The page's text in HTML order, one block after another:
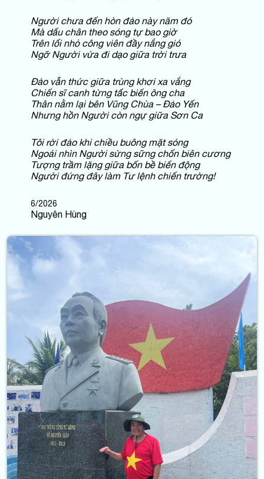
Người chưa đến hòn đảo này năm đó
Mà dấu chân theo sóng tự bao giờ
Trên lối nhỏ công viên đầy nắng gió
Ngỡ Người vừa đi dạo giữa trời trưa
Đảo vẫn thức giữa trùng khơi xa vắng
Chiến sĩ canh từng tấc biển ông cha
Thân nằm lại bên Vũng Chùa – Đảo Yến
Nhưng hồn Người còn ngự giữa Sơn Ca
Tôi rời đảo khi chiều buông mặt sóng
Ngoái nhìn Người sừng sững chốn biên cương
Tượng trầm lặng giữa bốn bề biển động
Người đứng đây làm Tư lệnh chiến trường!
6/2026
Nguyên Hùng